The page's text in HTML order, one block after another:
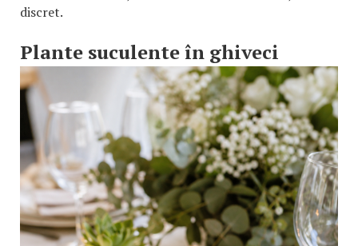
discret.
Plante suculente în ghiveci